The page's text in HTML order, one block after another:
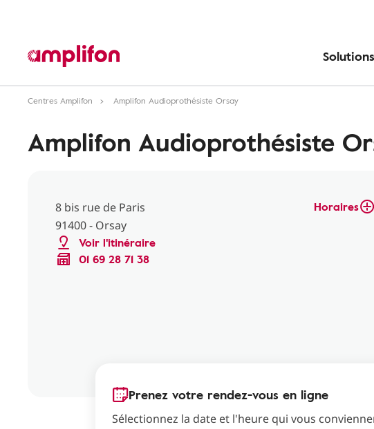
Centres Amplifon Amplifon Audioprothésiste Orsay
Amplifon Audioprothésiste
8 bis rue de Paris
91400 - Orsay
Voir l'itinéraire
01 69 28 71 38
Horaires
Prenez votre rendez-vous en ligne
Sélectionnez la date et l'heure qui vous